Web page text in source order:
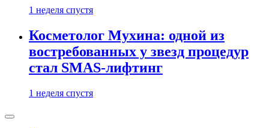
1 неделя спустя
Косметолог Мухина: одной из
востребованных у звезд процедур
стал SMAS-лифтинг
1 неделя спустя